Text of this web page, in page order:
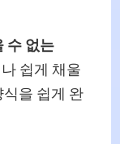
수 없는
쉽게 채울
을 쉽게 완